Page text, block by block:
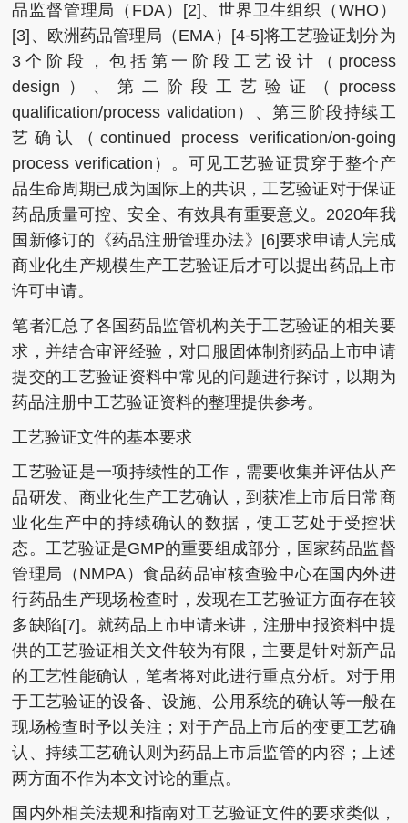
品监督管理局（FDA）[2]、世界卫生组织（WHO）
[3]、欧洲药品管理局（EMA）[4⁃5]将工艺验证划分为
3个阶段，包括第一阶段工艺设计（process
design）、第二阶段工艺验证（process
qualification/process validation）、第三阶段持续工
艺确认（continued process verification/on⁃going
process verification）。可见工艺验证贯穿于整个产
品生命周期已成为国际上的共识，工艺验证对于保证
药品质量可控、安全、有效具有重要意义。2020年我
国新修订的《药品注册管理办法》[6]要求申请人完成
商业化生产规模生产工艺验证后才可以提出药品上市
许可申请。
笔者汇总了各国药品监管机构关于工艺验证的相关要
求，并结合审评经验，对口服固体制剂药品上市申请
提交的工艺验证资料中常见的问题进行探讨，以期为
药品注册中工艺验证资料的整理提供参考。
工艺验证文件的基本要求
工艺验证是一项持续性的工作，需要收集并评估从产
品研发、商业化生产工艺确认，到获准上市后日常商
业化生产中的持续确认的数据，使工艺处于受控状
态。工艺验证是GMP的重要组成部分，国家药品监督
管理局（NMPA）食品药品审核查验中心在国内外进
行药品生产现场检查时，发现在工艺验证方面存在较
多缺陷[7]。就药品上市申请来讲，注册申报资料中提
供的工艺验证相关文件较为有限，主要是针对新产品
的工艺性能确认，笔者将对此进行重点分析。对于用
于工艺验证的设备、设施、公用系统的确认等一般在
现场检查时予以关注；对于产品上市后的变更工艺确
认、持续工艺确认则为药品上市后监管的内容；上述
两方面不作为本文讨论的重点。
国内外相关法规和指南对工艺验证文件的要求类似，